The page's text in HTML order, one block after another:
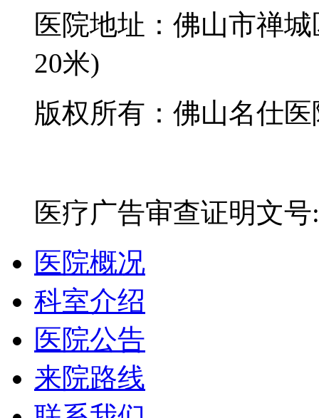
医院地址：佛山市禅
20米)
版权所有：佛山名仕
医疗广告审查证明文
医院概况
科室介绍
医院公告
来院路线